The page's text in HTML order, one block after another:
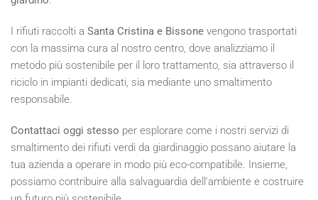
I rifiuti raccolti a Santa Cristina e Bissone vengono trasportati
con la massima cura al nostro centro, dove analizziamo il
metodo più sostenibile per il loro trattamento, sia attraverso il
riciclo in impianti dedicati, sia mediante uno smaltimento
responsabile.
Contattaci oggi stesso per esplorare come i nostri servizi di
smaltimento dei rifiuti verdi da giardinaggio possano aiutare la
tua azienda a operare in modo più eco-compatibile. Insieme,
possiamo contribuire alla salvaguardia dell'ambiente e costruire